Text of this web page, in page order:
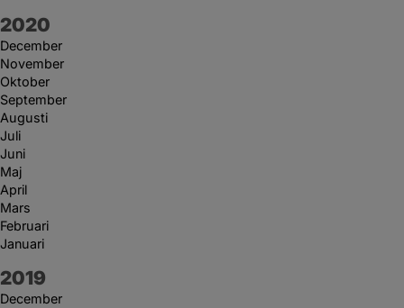
År:
2020
December
November
Oktober
September
Augusti
Juli
Juni
Maj
April
Mars
Februari
Januari
År:
2019
December